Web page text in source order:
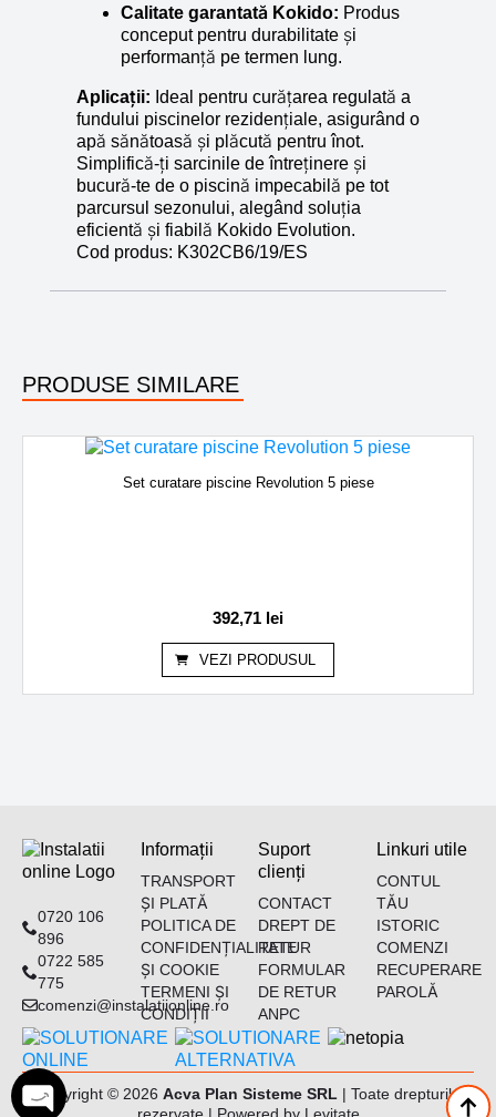
Calitate garantată Kokido: Produs
conceput pentru durabilitate și
performanță pe termen lung.
Aplicații: Ideal pentru curățarea regulată a
fundului piscinelor rezidențiale, asigurând o
apă sănătoasă și plăcută pentru înot.
Simplifică-ți sarcinile de întreținere și
bucură-te de o piscină impecabilă pe tot
parcursul sezonului, alegând soluția
eficientă și fiabilă Kokido Evolution.
Cod produs: K302CB6/19/ES
PRODUSE SIMILARE
Set curatare piscine Revolution 5 piese
392,71 lei
VEZI PRODUSUL
0720 106
896
0722 585
775
comenzi@instalatiionline.ro
Informații
TRANSPORT
ȘI PLATĂ
POLITICA DE
CONFIDENȚIALITATE
ȘI COOKIE
TERMENI ȘI
CONDIȚII
Suport
clienți
CONTACT
DREPT DE
RETUR
FORMULAR
DE RETUR
ANPC
Linkuri utile
CONTUL
TĂU
ISTORIC
COMENZI
RECUPERARE
PAROLĂ
Copyright © 2026 Acva Plan Sisteme SRL | Toate drepturile